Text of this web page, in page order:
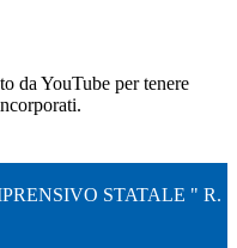
da YouTube per tenere
STATALE " R.